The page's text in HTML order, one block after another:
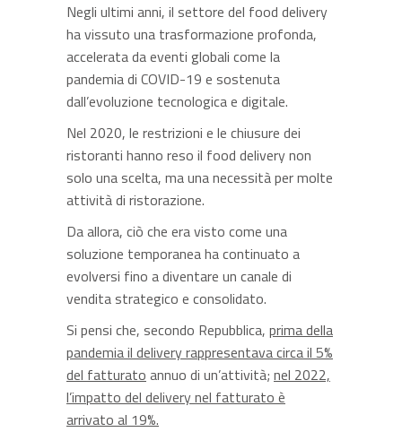
Negli ultimi anni, il settore del food delivery
ha vissuto una trasformazione profonda,
accelerata da eventi globali come la
pandemia di COVID-19 e sostenuta
dall’evoluzione tecnologica e digitale.
Nel 2020, le restrizioni e le chiusure dei
ristoranti hanno reso il food delivery non
solo una scelta, ma una necessità per molte
attività di ristorazione.
Da allora, ciò che era visto come una
soluzione temporanea ha continuato a
evolversi fino a diventare un canale di
vendita strategico e consolidato.
Si pensi che, secondo Repubblica, prima della
pandemia il delivery rappresentava circa il 5%
del fatturato annuo di un’attività; nel 2022,
l’impatto del delivery nel fatturato è
arrivato al 19%.